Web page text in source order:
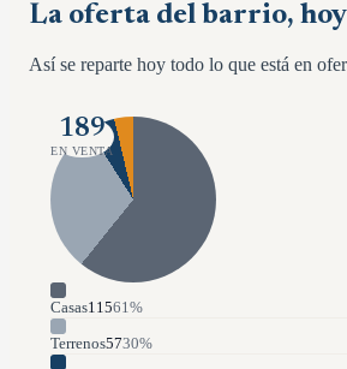
La oferta del barrio, hoy
Así se reparte hoy todo lo que está en
189
EN VENTA
Casas11561%
Terrenos5730%